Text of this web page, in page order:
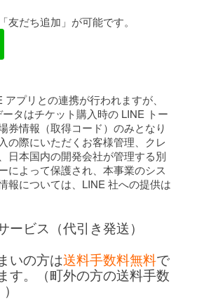
友だち追加」が可能です。
プリとの連携が行われますが、
タはチケット購入時の LINE トー
券情報（取得コード）のみとなり
の際にいただくお客様管理、クレ
日本国内の開発会社が管理する別
によって保護され、本事業のシス
報については、LINE 社への提供は
ービス（代引き発送）
いの方は送料手数料無料で
す。（町外の方の送料手数